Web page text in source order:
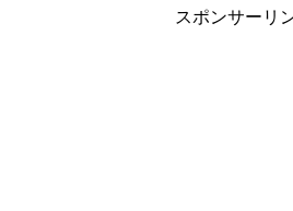
スポンサーリ